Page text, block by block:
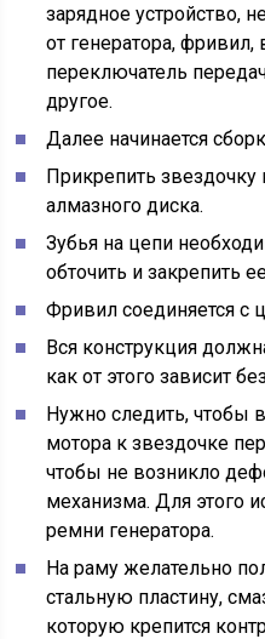
зарядное устройство,
от генератора, фривил,
переключатель
другое.
Далее начинается
Прикрепить
алмазного диска.
Зубья на цепи
обточить и закрепить
Фривил соединяется с
Вся конструкция
как от этого зависит
Нужно следить, чтобы
мотора к звездочке
чтобы не возникло
механизма. Для этого
ремни генератора.
На раму желательно
стальную пластину,
которую крепится